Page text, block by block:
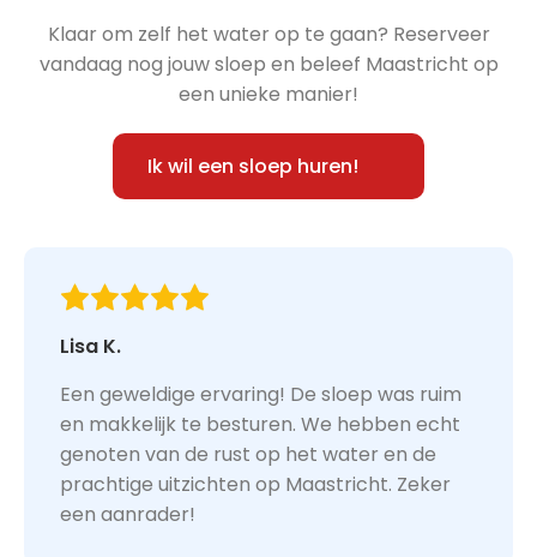
Klaar om zelf het water op te gaan? Reserveer
vandaag nog jouw sloep en beleef Maastricht op
een unieke manier!
Ik wil een sloep huren!
Lisa K.
Een geweldige ervaring! De sloep was ruim
en makkelijk te besturen. We hebben echt
genoten van de rust op het water en de
prachtige uitzichten op Maastricht. Zeker
een aanrader!